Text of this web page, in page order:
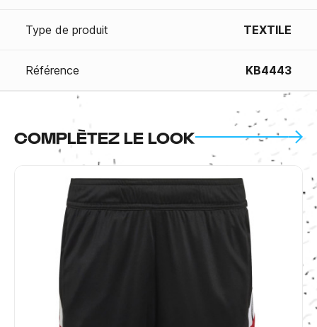
Type de produit TEXTILE
Référence KB4443
COMPLÈTEZ LE LOOK